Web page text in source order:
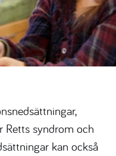
Retts syndrom och
kan också